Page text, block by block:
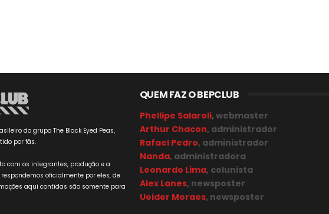
do grupo The Black Eyed Peas,
por fãs.
com os integrantes, produção e a
oficialmente por eles, de
aqui contidas são somente para
QUEM FAZ O BEPCLUB
Phellipe Salaroli, webmaster
Arthur Chacon, administrador
Rafael Pedro, administrador
Nanda, administradora
Leonardo Lima, colunista
Alex Lanes, newsposter
Ueider Moraes, newsposter